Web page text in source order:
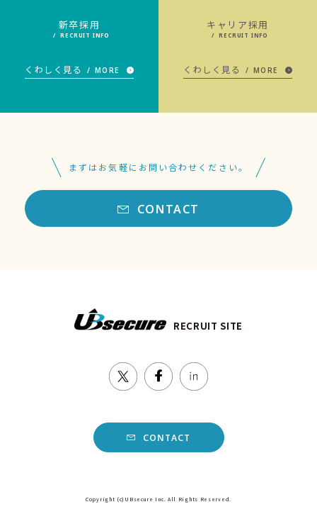
新卒採用
RECRUIT INFO
くわしく見る MORE
キャリア採用
RECRUIT INFO
くわしく見る MORE
まずはお気軽にお問い合わせください。
CONTACT
RECRUIT SITE
CONTACT
Copyright (c)UBsecure Inc. All Rights Reserved.